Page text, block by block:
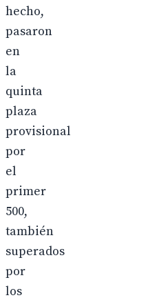
hecho,
pasaron
en
la
quinta
plaza
provisional
por
el
primer
500,
también
superados
por
los